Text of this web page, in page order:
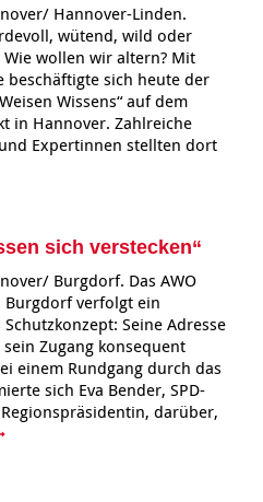
Hannover-Linden.
wütend, wild oder
wollen wir altern? Mit
beschäftigte sich heute der
Wissens“ auf dem
in Hannover. Zahlreiche
Expertinnen stellten dort
sich verstecken“
Burgdorf. Das AWO
Burgdorf verfolgt ein
Seine Adresse
Zugang konsequent
einem Rundgang durch das
sich Eva Bender, SPD-
darüber,